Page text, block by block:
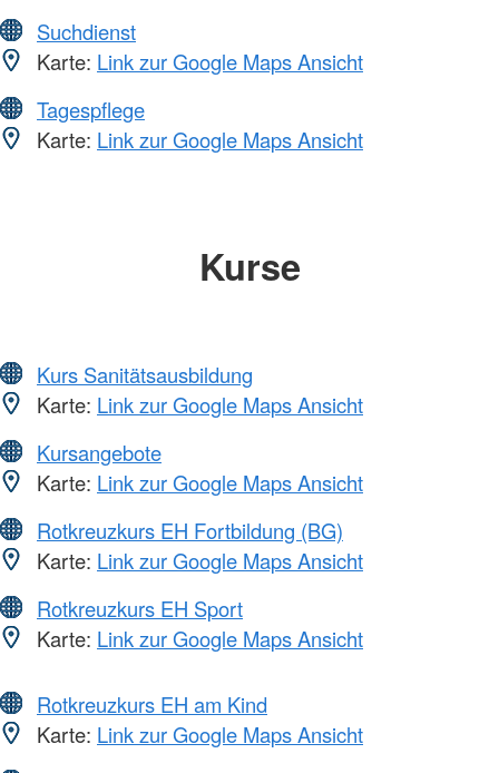
Suchdienst
Karte: Link zur Google Maps Ansicht
Tagespflege
Karte: Link zur Google Maps Ansicht
Kurse
Kurs Sanitätsausbildung
Karte: Link zur Google Maps Ansicht
Kursangebote
Karte: Link zur Google Maps Ansicht
Rotkreuzkurs EH Fortbildung (BG)
Karte: Link zur Google Maps Ansicht
Rotkreuzkurs EH Sport
Karte: Link zur Google Maps Ansicht
Rotkreuzkurs EH am Kind
Karte: Link zur Google Maps Ansicht